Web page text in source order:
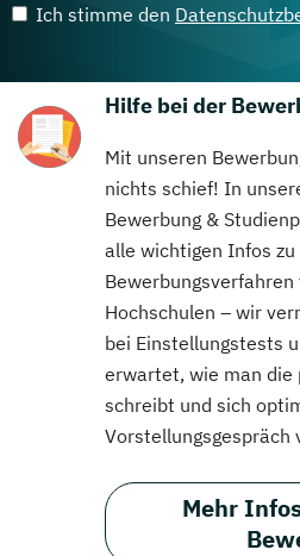
Ich stimme den
Hilfe bei der
Mit unseren
nichts schief! In
Bewerbung &
alle wichtigen Infos
Hochschulen – wir
bei Einstellungstests
erwartet, wie man die
schreibt und sich
Vorstellungsgespräch
Mehr